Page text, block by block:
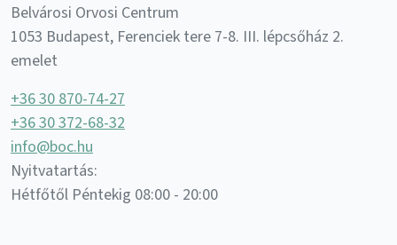
Belvárosi Orvosi Centrum
1053 Budapest, Ferenciek tere 7-8. III. lépcsőház 2.
emelet
+36 30 870-74-27
+36 30 372-68-32
info@boc.hu
Nyitvatartás:
Hétfőtől Péntekig 08:00 - 20:00